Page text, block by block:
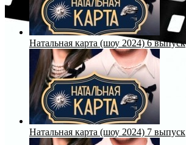
Натальная карта (шоу 2024) 6 выпуск
Натальная карта (шоу 2024) 7 выпуск